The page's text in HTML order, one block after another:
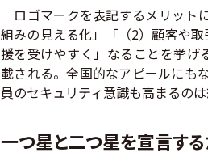
ロゴマークを表記するメリット
組みの見える化」「（2）顧客や
援を受けやすく」なることを挙げ
載される。全国的なアピールにも
員のセキュリティ意識も高まるのは
一つ星と二つ星を宣言す